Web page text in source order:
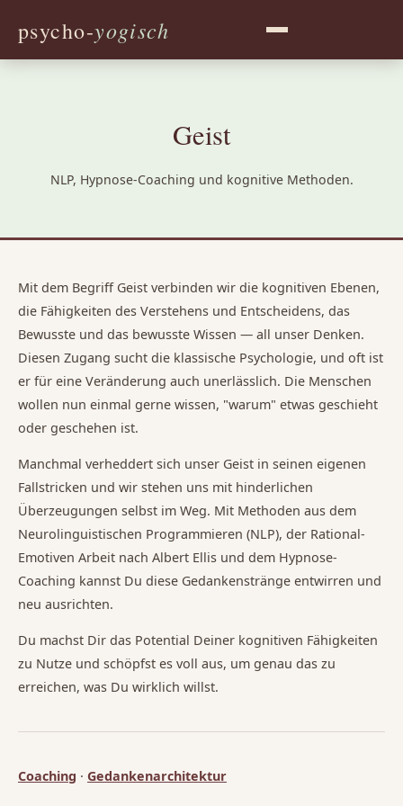
psycho-yogisch
Geist
NLP, Hypnose-Coaching und kognitive Methoden.
Mit dem Begriff Geist verbinden wir die kognitiven Ebenen,
die Fähigkeiten des Verstehens und Entscheidens, das
Bewusste und das bewusste Wissen — all unser Denken.
Diesen Zugang sucht die klassische Psychologie, und oft ist
er für eine Veränderung auch unerlässlich. Die Menschen
wollen nun einmal gerne wissen, "warum" etwas geschieht
oder geschehen ist.
Manchmal verheddert sich unser Geist in seinen eigenen
Fallstricken und wir stehen uns mit hinderlichen
Überzeugungen selbst im Weg. Mit Methoden aus dem
Neurolinguistischen Programmieren (NLP), der Rational-
Emotiven Arbeit nach Albert Ellis und dem Hypnose-
Coaching kannst Du diese Gedankenstränge entwirren und
neu ausrichten.
Du machst Dir das Potential Deiner kognitiven Fähigkeiten
zu Nutze und schöpfst es voll aus, um genau das zu
erreichen, was Du wirklich willst.
Coaching · Gedankenarchitektur